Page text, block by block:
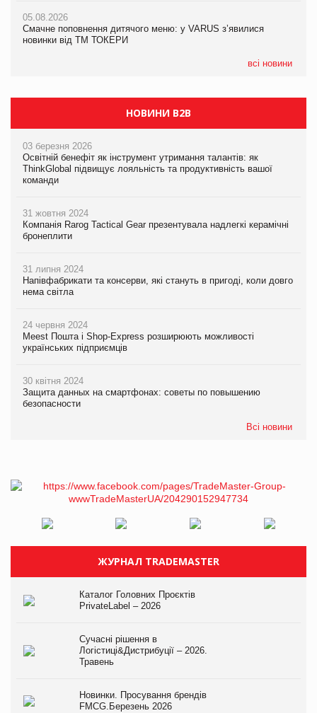
05.08.2026
Смачне поповнення дитячого меню: у VARUS з’явилися
новинки від ТМ ТОКЕРИ
всі новини
05.08.2026
Смачне поповнення дитячого меню: у VARUS з’явилися
новинки від ТМ ТОКЕРИ
НОВИНИ B2B
03 березня 2026
Освітній бенефіт як інструмент утримання талантів: як
ThinkGlobal підвищує лояльність та продуктивність вашої
команди
31 жовтня 2024
Компанія Rarog Tactical Gear презентувала надлегкі керамічні
бронеплити
31 липня 2024
Напівфабрикати та консерви, які стануть в пригоді, коли довго
нема світла
24 червня 2024
Meest Пошта і Shop-Express розширюють можливості
українських підприємців
30 квітня 2024
Защита данных на смартфонах: советы по повышению
безопасности
Всі новини
ЖУРНАЛ TRADEMASTER
Каталог Головних Проєктів
PrivateLabel – 2026
Сучасні рішення в
Логістиці&Дистрибуції – 2026.
Травень
Новинки. Просування брендів
FMCG.Березень 2026